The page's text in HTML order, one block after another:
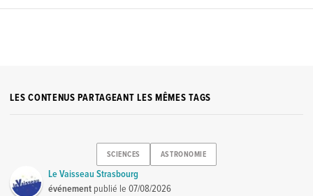
LES CONTENUS PARTAGEANT LES MÊMES TAGS
SCIENCES ASTRONOMIE
Le Vaisseau Strasbourg
événement publié le07/08/2026